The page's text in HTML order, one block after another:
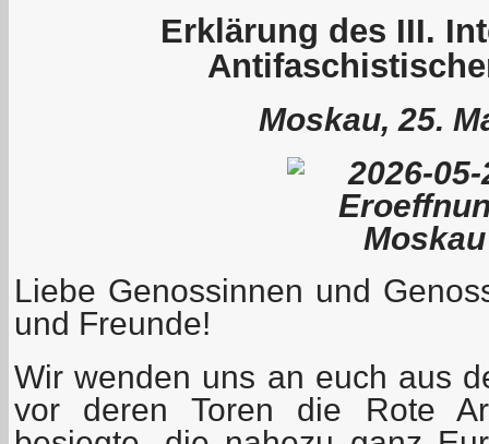
Erklärung des III.
Moskau, 25.
Liebe Genossinnen und
und Freunde!
Wir wenden uns an euch aus
vor deren Toren die Rote